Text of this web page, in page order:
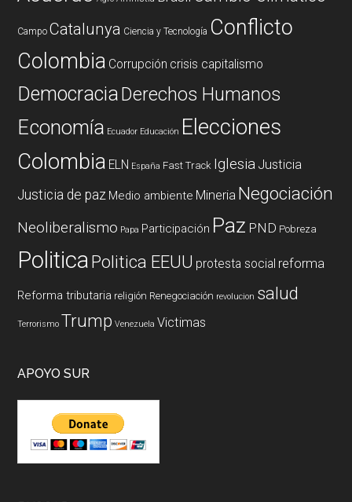
Campo Catalunya Ciencia y Tecnología Conflicto
Colombia Corrupción crisis capitalismo
DemocraciaDerechos Humanos
Economía Ecuador Educación Elecciones
Colombia ELN España Fast Track Iglesia Justicia
Justicia de paz Medio ambiente Mineria Negociación
Neoliberalismo Papa Participación Paz PND Pobreza
PoliticaPolitica EEUU protesta social reforma
Reforma tributaria religión Renegociación revolucion salud
Terrorismo Trump Venezuela Victimas
APOYO SUR